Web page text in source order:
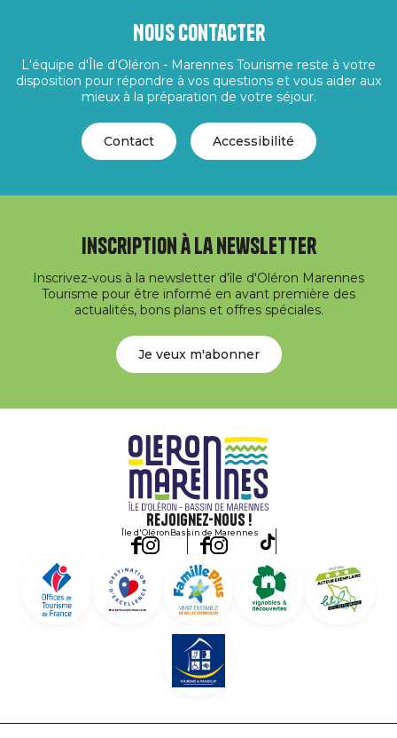
Nous contacter
L'équipe d'Île d'Oléron - Marennes Tourisme reste à votre
disposition pour répondre à vos questions et vous aider aux
mieux à la préparation de votre séjour.
Contact Accessibilité
Inscription à la newsletter
Inscrivez-vous à la newsletter d'île d'Oléron Marennes
Tourisme pour être informé en avant première des
actualités, bons plans et offres spéciales.
Je veux m'abonner
Rejoignez-nous !
Île d'OléronBassin de Marennes